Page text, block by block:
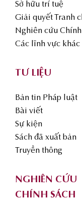
Sở hữu trí tuệ
Giải quyết Tranh
Nghiên cứu
Các lĩnh vực khác
TƯ LIỆU
Bản tin Pháp luật
Bài viết
Sự kiện
Sách đã xuất bản
Truyền thông
NGHIÊN CỨU
CHÍNH SÁCH